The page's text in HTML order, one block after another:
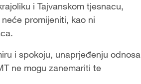
i Tajvanskom tjesnacu,
promijeniti, kao ni
i spokoju, unaprjeđenju odnosa
ne mogu zanemariti te